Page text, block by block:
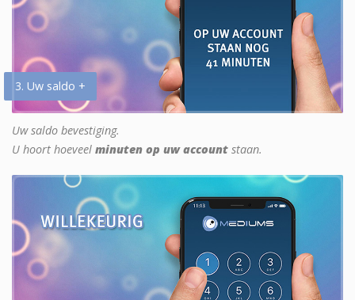
3. Uw saldo +
Uw saldo bevestiging.
U hoort hoeveel minuten op uw account staan.